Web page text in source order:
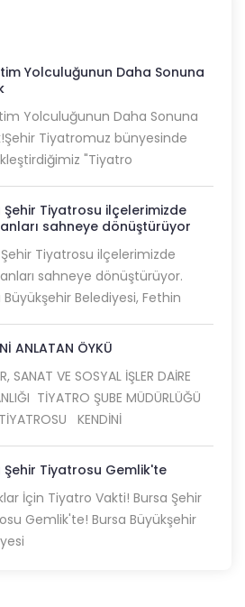
Yolculuğunun Daha Sonuna
Yolculuğunun Daha Sonuna
Tiyatromuz bünyesinde
"Tiyatro
Şehir Tiyatrosu ilçelerimizde
sahneye dönüştürüyor
Tiyatrosu ilçelerimizde
sahneye dönüştürüyor.
Büyükşehir Belediyesi, Fethin
ANLATAN ÖYKÜ
SANAT VE SOSYAL İŞLER DAİRE
TİYATRO ŞUBE MÜDÜRLÜĞÜ
KENDİNİ
Şehir Tiyatrosu Gemlik'te
İçin Tiyatro Vakti! Bursa Şehir
Gemlik'te! Bursa Büyükşehir